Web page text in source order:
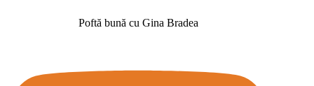
Poftă bună cu Gina Bradea